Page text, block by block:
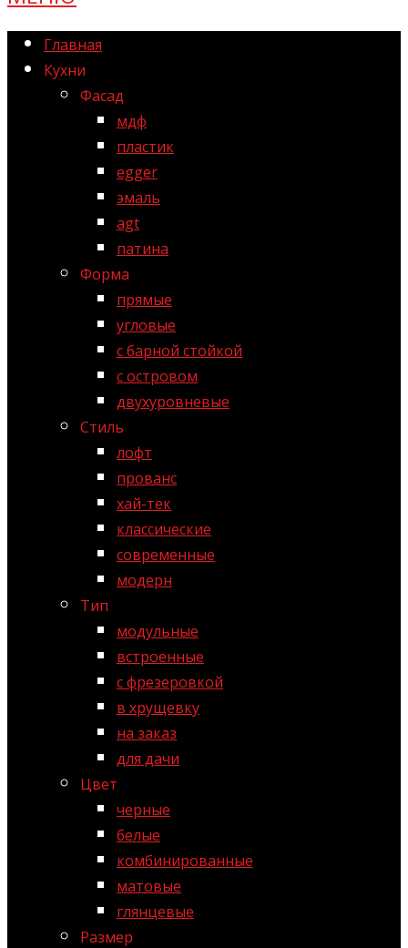
Главная
Кухни
Фасад
мдф
пластик
egger
эмаль
agt
патина
Форма
прямые
угловые
с барной стойкой
с островом
двухуровневые
Стиль
лофт
прованс
хай-тек
классические
современные
модерн
Тип
модульные
встроенные
с фрезеровкой
в хрущевку
на заказ
для дачи
Цвет
черные
белые
комбинированные
матовые
глянцевые
Размер